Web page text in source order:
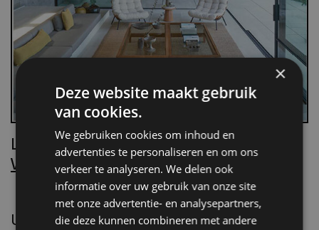
Lees Villa d’Arte!
Word nu abonnee.
UITGELICHT
×
Deze website maakt gebruik
van cookies.
We gebruiken cookies om inhoud en
advertenties te personaliseren en om ons
verkeer te analyseren. We delen ook
informatie over uw gebruik van onze site
met onze advertentie- en analysepartners,
die deze kunnen combineren met andere